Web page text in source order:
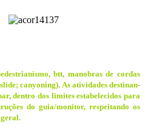
btt, manobras de cordas
canyoning). As atividades destinan-
dentro dos limites estabelecidos para
do guia/monitor, respeitando os